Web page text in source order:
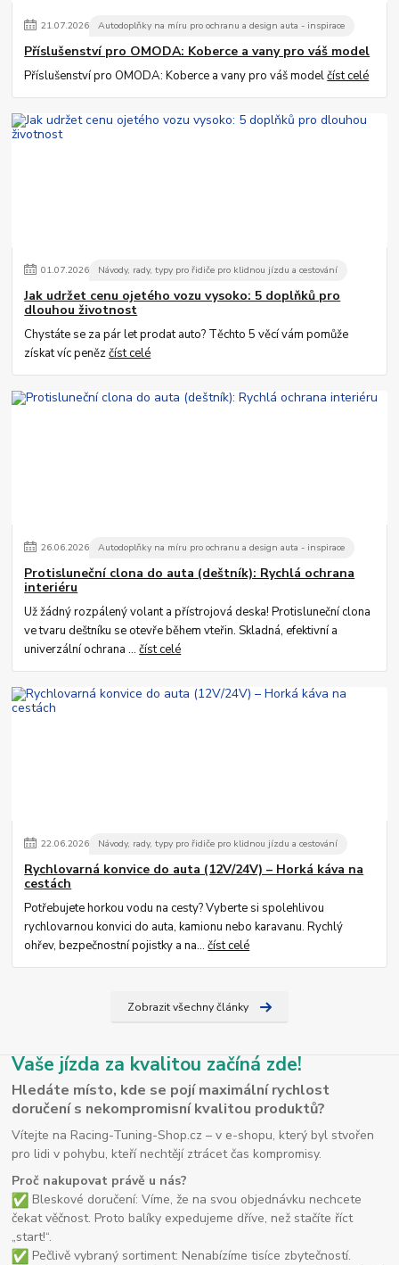
21.07.2026 Autodoplňky na míru pro ochranu a design auta - inspirace
Příslušenství pro OMODA: Koberce a vany pro váš model
Příslušenství pro OMODA: Koberce a vany pro váš modelčíst celé
01.07.2026 Návody, rady, typy pro řidiče pro klidnou jízdu a cestování
Jak udržet cenu ojetého vozu vysoko: 5 doplňků pro
dlouhou životnost
Chystáte se za pár let prodat auto? Těchto 5 věcí vám pomůže
získat víc penězčíst celé
26.06.2026 Autodoplňky na míru pro ochranu a design auta - inspirace
Protisluneční clona do auta (deštník): Rychlá ochrana
interiéru
Už žádný rozpálený volant a přístrojová deska! Protisluneční clona
ve tvaru deštníku se otevře během vteřin. Skladná, efektivní a
univerzální ochrana ...číst celé
22.06.2026 Návody, rady, typy pro řidiče pro klidnou jízdu a cestování
Rychlovarná konvice do auta (12V/24V) – Horká káva na
cestách
Potřebujete horkou vodu na cesty? Vyberte si spolehlivou
rychlovarnou konvici do auta, kamionu nebo karavanu. Rychlý
ohřev, bezpečnostní pojistky a na...číst celé
Zobrazit všechny články
Vaše jízda za kvalitou začíná zde!
Hledáte místo, kde se pojí maximální rychlost
doručení s nekompromisní kvalitou produktů?
Vítejte na Racing-Tuning-Shop.cz – v e-shopu, který byl stvořen
pro lidi v pohybu, kteří nechtějí ztrácet čas kompromisy.
Proč nakupovat právě u nás?
Bleskové doručení: Víme, že na svou objednávku nechcete
čekat věčnost. Proto balíky expedujeme dříve, než stačíte říct
„start!“.
Pečlivě vybraný sortiment: Nenabízíme tisíce zbytečností.